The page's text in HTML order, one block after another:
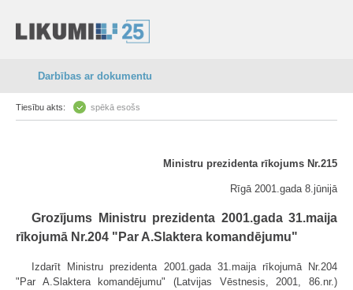
Darbības ar dokumentu
Tiesību akts: spēkā esošs
Ministru prezidenta rīkojums Nr.215
Rīgā 2001.gada 8.jūnijā
Grozījums Ministru prezidenta 2001.gada 31.maija
rīkojumā Nr.204 "Par A.Slaktera komandējumu"
Izdarīt Ministru prezidenta 2001.gada 31.maija rīkojumā Nr.204
"Par A.Slaktera komandējumu" (Latvijas Vēstnesis, 2001, 86.nr.)